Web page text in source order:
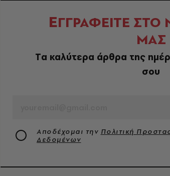
ΕΓΓΡΑΦΕΙΤΕ ΣΤΟ
ΜΑΣ
Tα καλύτερα άρθρα της
σου
Αποδέχομαι την Πολιτική
Δεδομένων